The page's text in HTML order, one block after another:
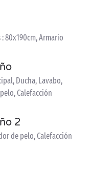
80x190cm, Armario
Ducha, Lavabo,
Calefacción
2
de pelo, Calefacción